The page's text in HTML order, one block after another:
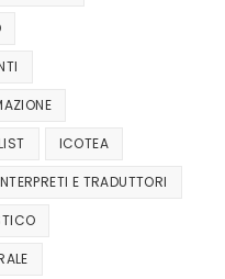
ICOTEA
E TRADUTTORI